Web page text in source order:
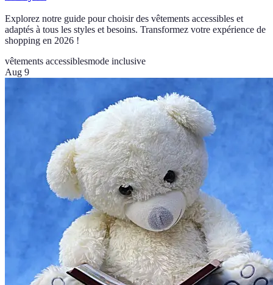
Explorez notre guide pour choisir des vêtements accessibles et
adaptés à tous les styles et besoins. Transformez votre expérience de
shopping en 2026 !
vêtements accessiblesmode inclusive
Aug 9